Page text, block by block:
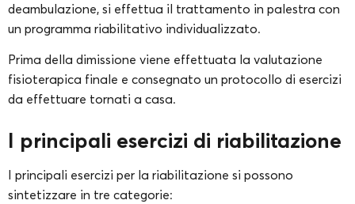
deambulazione, si effettua il trattamento in palestra con
un programma riabilitativo individualizzato.
Prima della dimissione viene effettuata la valutazione
fisioterapica finale e consegnato un protocollo di esercizi
da effettuare tornati a casa.
I principali esercizi di riabilitazione
I principali esercizi per la riabilitazione si possono
sintetizzare in tre categorie: